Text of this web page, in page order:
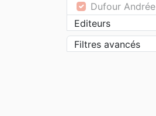
Dufour Andrée
Editeurs
Filtres avancés